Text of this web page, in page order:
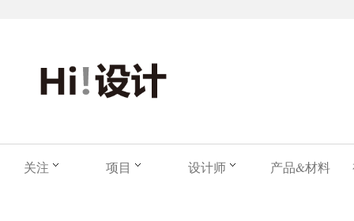
关注 项目 设计师 产品&材料